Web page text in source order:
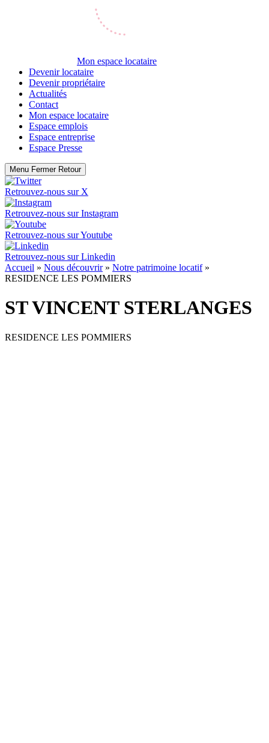
Mon espace locataire
Devenir locataire
Devenir propriétaire
Actualités
Contact
Mon espace locataire
Espace emplois
Espace entreprise
Espace Presse
Menu Fermer Retour
Retrouvez-nous sur X
Retrouvez-nous surInstagram
Retrouvez-nous surYoutube
Retrouvez-nous surLinkedin
Accueil » Nous découvrir» Notre patrimoine locatif»
RESIDENCE LES POMMIERS
ST VINCENT STERLANGES
RESIDENCE LES POMMIERS